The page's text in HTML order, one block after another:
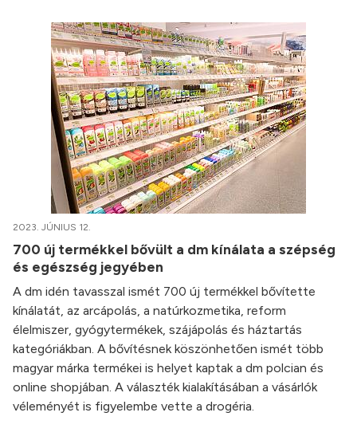
2023. JÚNIUS 12.
700 új termékkel bővült a dm kínálata a szépség
és egészség jegyében
A dm idén tavasszal ismét 700 új termékkel bővítette
kínálatát, az arcápolás, a natúrkozmetika, reform
élelmiszer, gyógytermékek, szájápolás és háztartás
kategóriákban. A bővítésnek köszönhetően ismét több
magyar márka termékei is helyet kaptak a dm polcian és
online shopjában. A választék kialakításában a vásárlók
véleményét is figyelembe vette a drogéria.